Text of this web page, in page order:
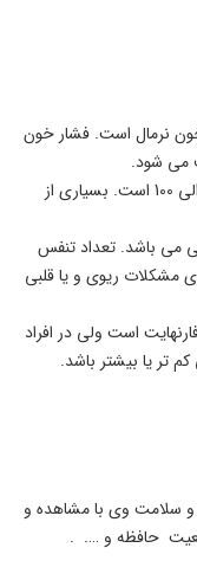
زیر 120 بر روی 80 فشار خون نرمال است. فشار خون
ضربان قلب: تعداد ضربان قلب طبیعی 60 الی 100 است. بسیاری از
در دقیقه طبیعی می باشد. تعداد تنفس
ی مشکلات ریوی و یا قلبی
دمای بدن 98.6 درجه فارنهایت است ولی در افراد
تر یا بیشتر باشد.
و سلامت وی با مشاهده و
حافظه و …. .